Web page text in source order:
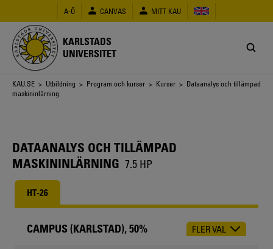
huvudinnehåll
A-Ö CANVAS MITT KAU
KARLSTADS
UNIVERSITET
Länkstig
KAU.SE > Utbildning > Program och kurser > Kurser > Dataanalys och tillämpad
maskininlärning
DATAANALYS OCH TILLÄMPAD
MASKININLÄRNING 7.5 HP
HT-26
CHOOSE
CAMPUS (KARLSTAD), 50% FLER VAL